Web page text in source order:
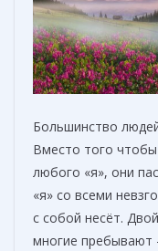
Большинство
Вместо того
любого «я», они
«я» со всеми
с собой несёт.
многие